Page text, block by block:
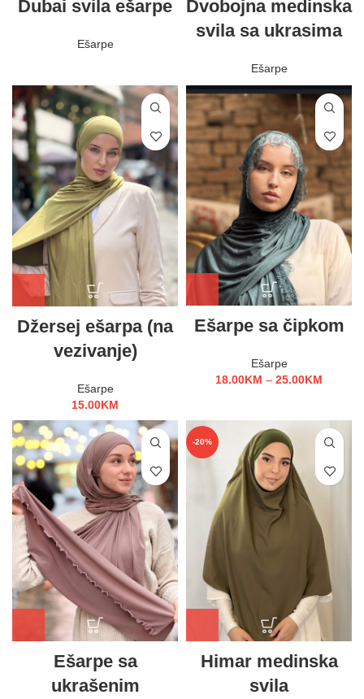
Dubai svila ešarpe
Ešarpe
Dvobojna medinska
svila sa ukrasima
Ešarpe
Džersej ešarpa (na
vezivanje)
Ešarpe
15.00KM
Ešarpe sa čipkom
Ešarpe
18.00KM – 25.00KM
Ešarpe sa
ukrašenim
-20%
Himar medinska
svila